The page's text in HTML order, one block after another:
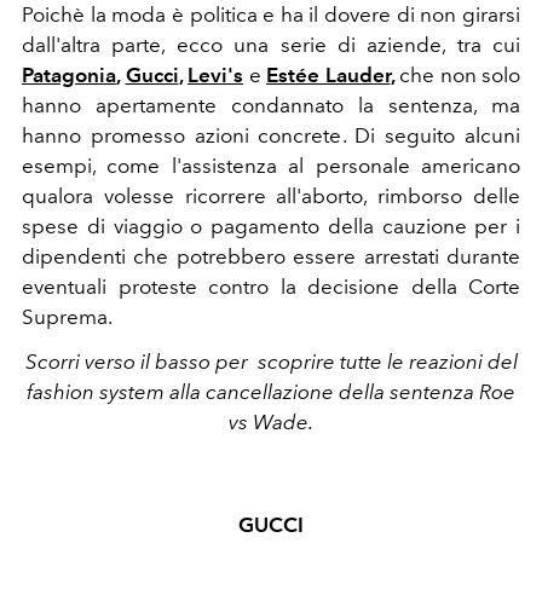
Poichè la moda è politica e ha il dovere di non girarsi
dall'altra parte, ecco una serie di aziende, tra cui
Patagonia, Gucci, Levi's e Estée Lauder, che non solo
hanno apertamente condannato la sentenza, ma
hanno promesso azioni concrete. Di seguito alcuni
esempi, come l'assistenza al personale americano
qualora volesse ricorrere all'aborto, rimborso delle
spese di viaggio o pagamento della cauzione per i
dipendenti che potrebbero essere arrestati durante
eventuali proteste contro la decisione della Corte
Suprema.
Scorri verso il basso per scoprire tutte le reazioni del
fashion system alla cancellazione della sentenza Roe
vs Wade.
GUCCI